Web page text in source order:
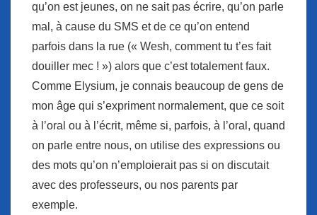
qu’on est jeunes, on ne sait pas écrire, qu’on parle
mal, à cause du SMS et de ce qu’on entend
parfois dans la rue (« Wesh, comment tu t’es fait
douiller mec ! ») alors que c’est totalement faux.
Comme Elysium, je connais beaucoup de gens de
mon âge qui s’expriment normalement, que ce soit
à l’oral ou à l’écrit, même si, parfois, à l’oral, quand
on parle entre nous, on utilise des expressions ou
des mots qu’on n’emploierait pas si on discutait
avec des professeurs, ou nos parents par
exemple.